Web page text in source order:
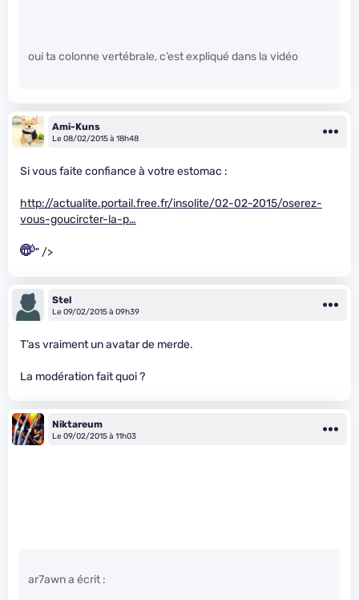
oui ta colonne vertébrale, c’est expliqué dans la vidéo
Ami-Kuns
Le 08/02/2015 à 18h48
Si vous faite confiance à votre estomac :
http://actualite.portail.free.fr/insolite/02-02-2015/oserez-
vous-goucircter-la-p…
" />
Stel
Le 09/02/2015 à 09h39
T’as vraiment un avatar de merde.
La modération fait quoi ?
Niktareum
Le 09/02/2015 à 11h03
ar7awn a écrit :